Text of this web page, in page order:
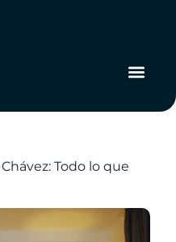
Todo lo que